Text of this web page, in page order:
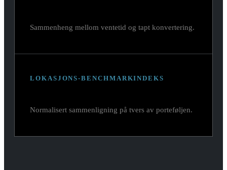
Sammenheng mellom ventetid og tapt konvertering.
LOKASJONS-BENCHMARKINDEKS
Normalisert sammenligning på tvers av porteføljen.